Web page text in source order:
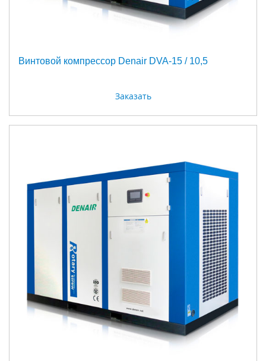
Винтовой компрессор Denair DVA-15 / 10,5
Заказать